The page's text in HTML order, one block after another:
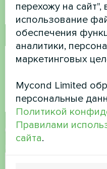
Комментарий
Принятьполитику
перехожу на сайт",
использование
обеспечения
аналитики,
маркетинговых
Mycond Limited
персональные
Политикой
Правилами
сайта.